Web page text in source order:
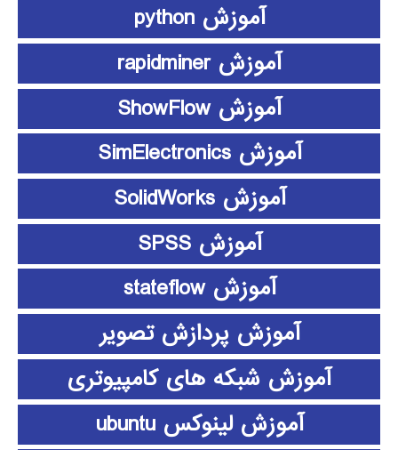
آموزش python
آموزش rapidminer
آموزش ShowFlow
آموزش SimElectronics
آموزش SolidWorks
آموزش SPSS
آموزش stateflow
آموزش پردازش تصویر
آموزش شبکه های کامپیوتری
آموزش لینوکس ubuntu